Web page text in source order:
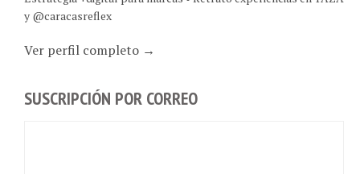
y @caracasreflex
Ver perfil completo →
SUSCRIPCIÓN POR CORREO